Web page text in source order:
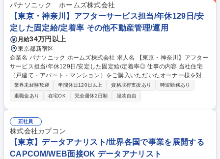
パナソニック ホームズ株式会社
【東京・神奈川】アフターサービス担当/年休129日/安
定した固定給/定着率 その他不動産管理/運用
月給34万円以上
東京都新宿区
企業名 パナソニック ホームズ株式会社 求人名 【東京・神奈川】アフター
サービス担当/年休129日/安定した固定給/定着率◎ 仕事の内容 当社住宅
（戸建て・アパート・マンション）をご購入いただいたオーナー様を対象
に、末永く安心してお住まいいただくためのアフターサービス業務全般を
担当していただきます。 ■技術を活かした「住まいの資産価値」の維持・
向上：専門知識を活かし、経年変化に応じた最適なメンテナンス計画をオ
ーナー様に共有 ■自身の裁量で進めるアフターサービス：新築引き渡し後
の設備機器の正しい使い方説明/建具の調整といった日常の「お困りごと」
に対応 ■最新AI「P-GAIROS」が技術判断をサポート：顧客データ/生成AI
を組み合わせた独自システム「訪問対応支援システム P-GAIROS」を活用
できます。 募集職種 【東京・神奈川】アフターサービス担当/年休129日/
安定した固定給/定着率◎
業界未経験歓迎 年間休日120日以上 資格取得支援あり
時短勤務あり
退職金あり
在宅OK 完全週休2日制 服装自由
正社員
株式会社カプコン
【東京】データアナリスト/世界各国で事業を展開する
CAPCOM/WEB面接OK データアナリスト